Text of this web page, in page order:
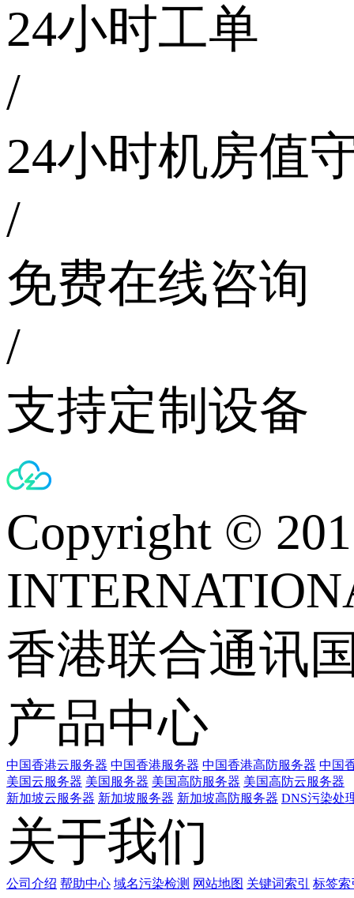
24小时工单
/
24小时机房值
/
免费在线咨询
/
支持定制设备
Copyright ©
香港联合通讯
产品中心
中国香港云服务器 中国香港服务器 中国香港高防服务器 中国
美国云服务器 美国服务器 美国高防服务器 美国高防云服务器
新加坡云服务器 新加坡服务器 新加坡高防服务器 DNS污染处
关于我们
公司介绍 帮助中心 域名污染检测 网站地图 关键词索引 标签索